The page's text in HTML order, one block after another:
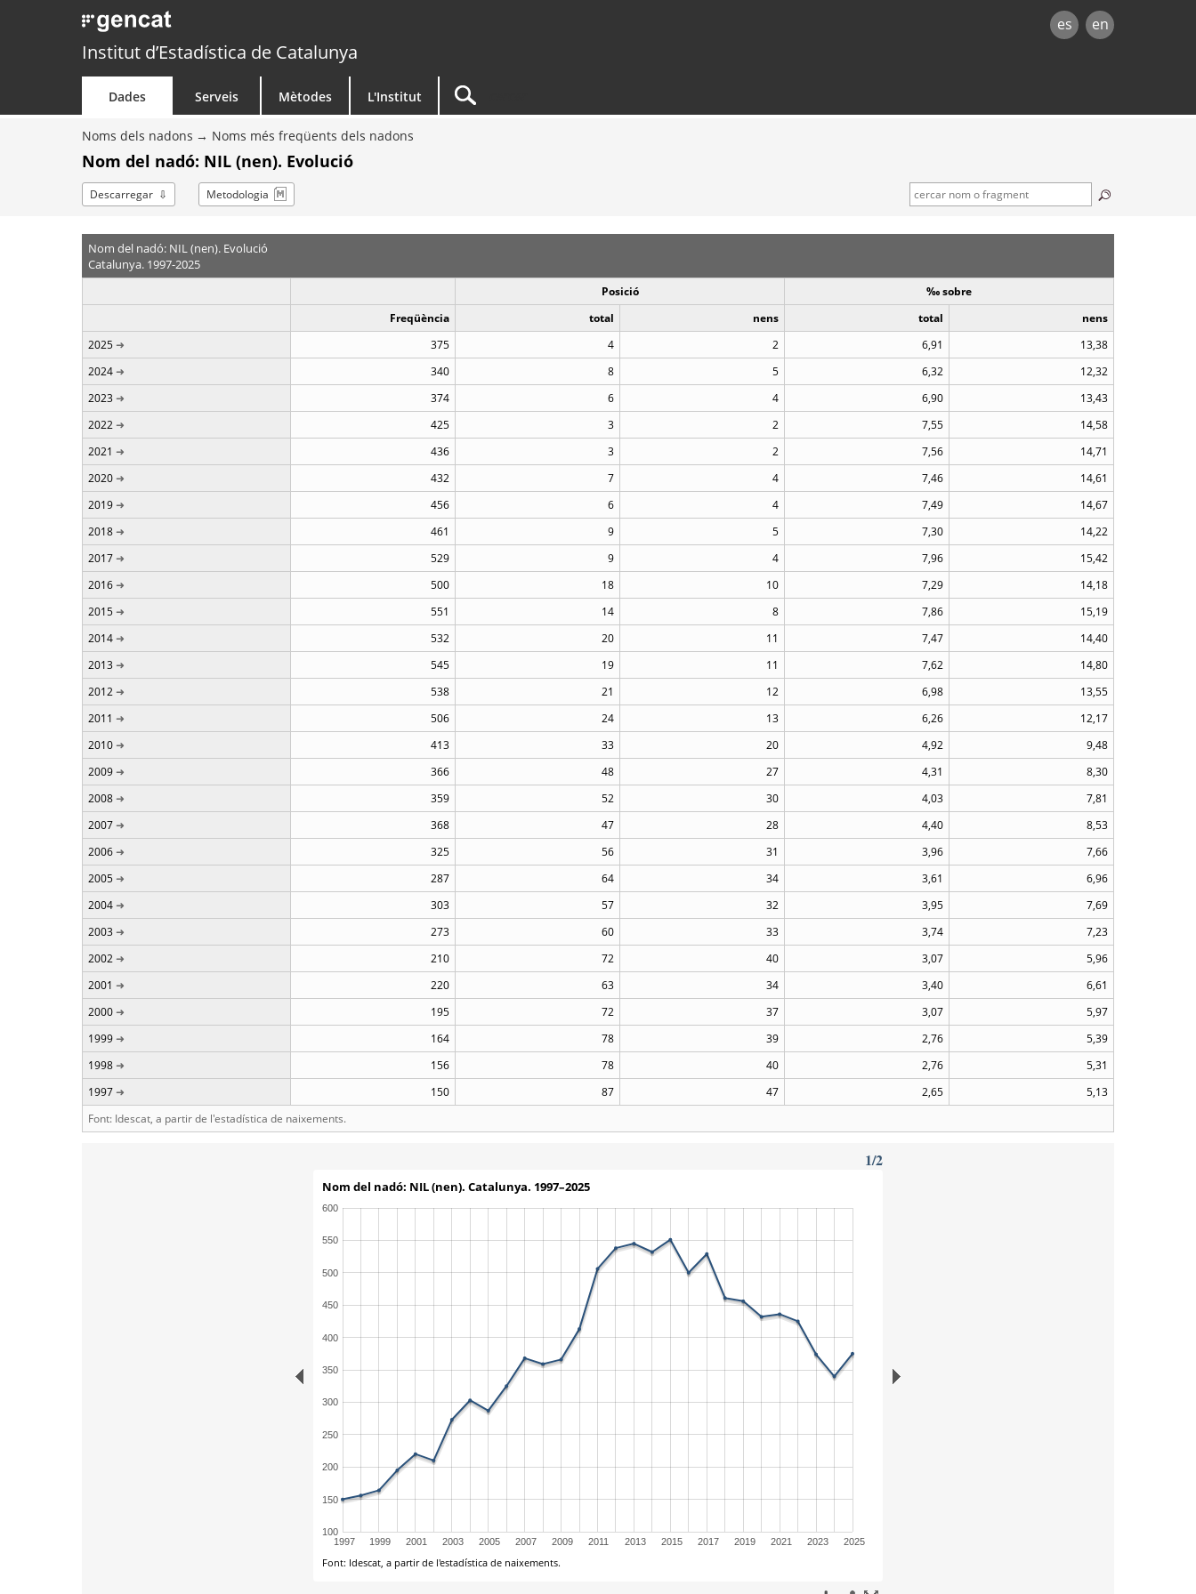
es en
Institut d’Estadística de Catalunya
Dades Serveis Mètodes L'Institut
Noms dels nadons Noms més freqüents dels nadons
Nom del nadó: NIL (nen). Evolució
Descarregar Metodologia
Nom del nadó: NIL (nen). Evolució
Catalunya. 1997-2025
Posició
‰ sobre
Freqüència
total nens total
nens
2025
375 4 2 6,91
13,38
2024
340 8 5 6,32
12,32
2023
374 6 4 6,90
13,43
2022
425 3 2 7,55
14,58
2021
436 3 2 7,56
14,71
2020
432 7 4 7,46
14,61
2019
456 6 4 7,49
14,67
2018
461 9 5 7,30
14,22
2017
529 9 4 7,96
15,42
2016
500 18 10 7,29
14,18
2015
551 14 8 7,86
15,19
2014
532 20 11 7,47
14,40
2013
545 19 11 7,62
14,80
2012
538 21 12 6,98
13,55
2011
506 24 13 6,26
12,17
2010
413 33 20 4,92
9,48
2009
366 48 27 4,31
8,30
2008
359 52 30 4,03
7,81
2007
368 47 28 4,40
8,53
2006
325 56 31 3,96
7,66
2005
287 64 34 3,61
6,96
2004
303 57 32 3,95
7,69
2003
273 60 33 3,74
7,23
2002
210 72 40 3,07
5,96
2001
220 63 34 3,40
6,61
2000
195 72 37 3,07
5,97
1999
164 78 39 2,76
5,39
1998
156 78 40 2,76
5,31
1997
150 87 47 2,65
5,13
Font: Idescat, a partir de l'estadística de naixements.